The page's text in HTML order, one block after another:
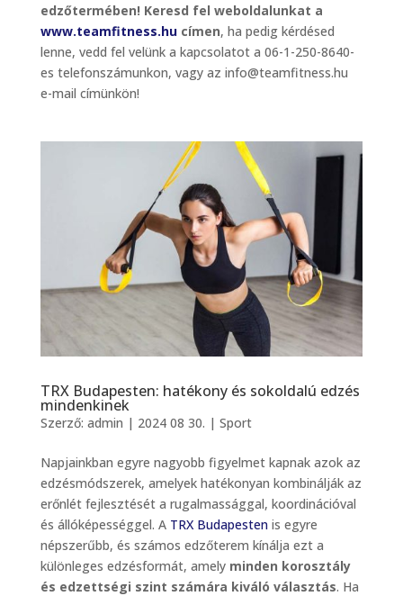
edzőtermében! Keresd fel weboldalunkat a
www.teamfitness.hucímen, ha pedig kérdésed
lenne, vedd fel velünk a kapcsolatot a 06-1-250-8640-
es telefonszámunkon, vagy az info@teamfitness.hu
e-mail címünkön!
TRX Budapesten: hatékony és sokoldalú edzés
mindenkinek
Szerző: admin | 2024 08 30. | Sport
Napjainkban egyre nagyobb figyelmet kapnak azok az
edzésmódszerek, amelyek hatékonyan kombinálják az
erőnlét fejlesztését a rugalmassággal, koordinációval
és állóképességgel. A TRX Budapestenis egyre
népszerűbb, és számos edzőterem kínálja ezt a
különleges edzésformát, amely minden korosztály
és edzettségi szint számára kiváló választás. Ha